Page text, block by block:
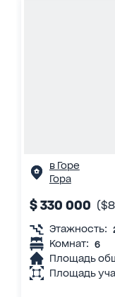
в Горе
Гора
$ 330 000
Этажность:
Комнат: 6
Площадь
Площадь